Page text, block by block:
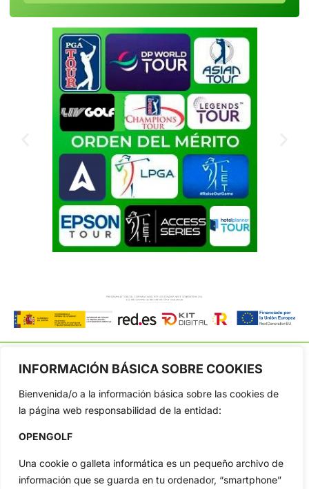
INFORMACIÓN BÁSICA SOBRE COOKIES
Bienvenida/o a la información básica sobre las cookies de
la página web responsabilidad de la entidad:
OPENGOLF
Una cookie o galleta informática es un pequeño archivo de
información que se guarda en tu ordenador, “smartphone”
profesional y amateur, resultados en directo, vídeos, noticias,
Categorias
Inicio
Jon Rahm